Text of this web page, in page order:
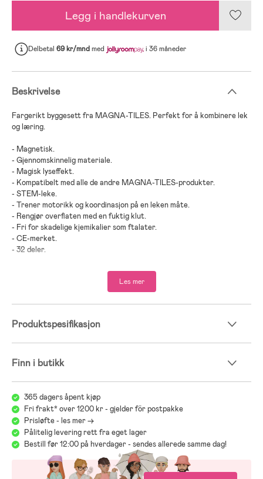
Legg i handlekurven
Delbetal 69 kr/mndmed i 36 måneder
Beskrivelse
Fargerikt byggesett fra MAGNA-TILES. Perfekt for å kombinere lek
og læring.
- Magnetisk.
- Gjennomskinnelig materiale.
- Magisk lyseffekt.
- Kompatibelt med alle de andre MAGNA-TILES-produkter.
- STEM-leke.
- Trener motorikk og koordinasjon på en leken måte.
- Rengjør overflaten med en fuktig klut.
- Fri for skadelige kjemikalier som ftalater.
- CE-merket.
- 32 deler.
Les mer
Produktspesifikasjon
Finn i butikk
365 dagers åpent kjøp
Fri frakt* over 1200 kr - gjelder för postpakke
Prisløfte - les mer ->
Pålitelig levering rett fra eget lager
Bestill før 12:00 på hverdager - sendes allerede samme dag!